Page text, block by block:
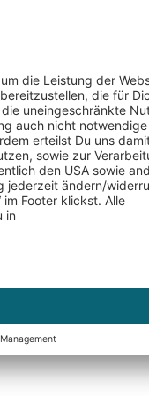
graviert
Babyfüße
39,95 €